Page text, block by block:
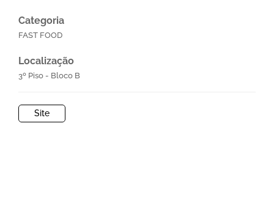
Categoria
FAST FOOD
Localização
3º Piso - Bloco B
Site